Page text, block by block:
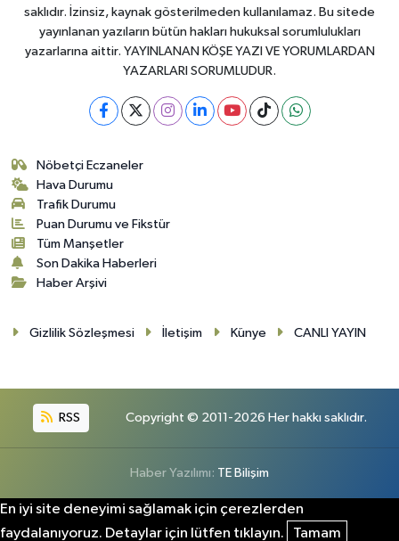
saklıdır. İzinsiz, kaynak gösterilmeden kullanılamaz. Bu sitede
yayınlanan yazıların bütün hakları hukuksal sorumlulukları
yazarlarına aittir. YAYINLANAN KÖŞE YAZI VE YORUMLARDAN
YAZARLARI SORUMLUDUR.
Nöbetçi Eczaneler
Hava Durumu
Trafik Durumu
Puan Durumu ve Fikstür
Tüm Manşetler
Son Dakika Haberleri
Haber Arşivi
Gizlilik Sözleşmesi İletişim Künye CANLI YAYIN
RSS Copyright © 2011-2026 Her hakkı saklıdır.
Haber Yazılımı: TE Bilişim
En iyi site deneyimi sağlamak için çerezlerden
faydalanıyoruz. Detaylar için lütfen tıklayın.
Tamam